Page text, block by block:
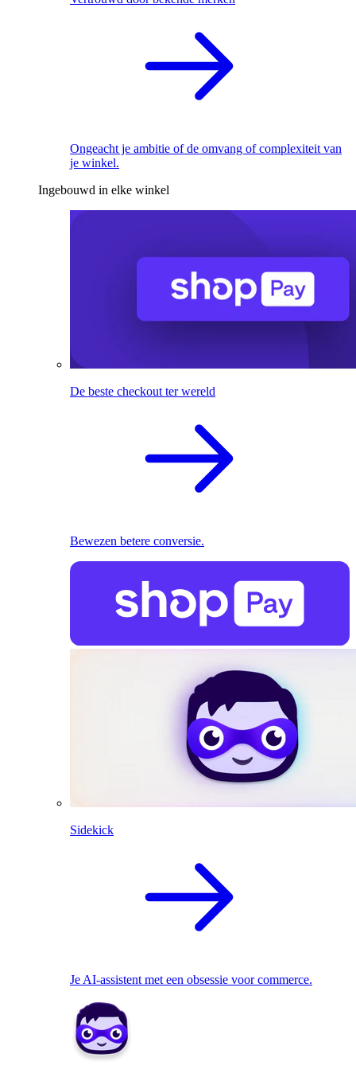
Ongeacht je ambitie of de omvang of complexiteit van
je winkel.
Ingebouwd in elke winkel
De beste checkout ter wereld
Bewezen betere conversie.
Sidekick
Je AI-assistent met een obsessie voor commerce.